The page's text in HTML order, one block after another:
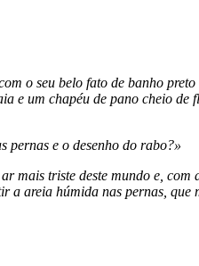
o seu belo fato de banho
um chapéu de pano cheio
pernas e o desenho do rabo?»
mais triste deste mundo e,
areia húmida nas pernas,